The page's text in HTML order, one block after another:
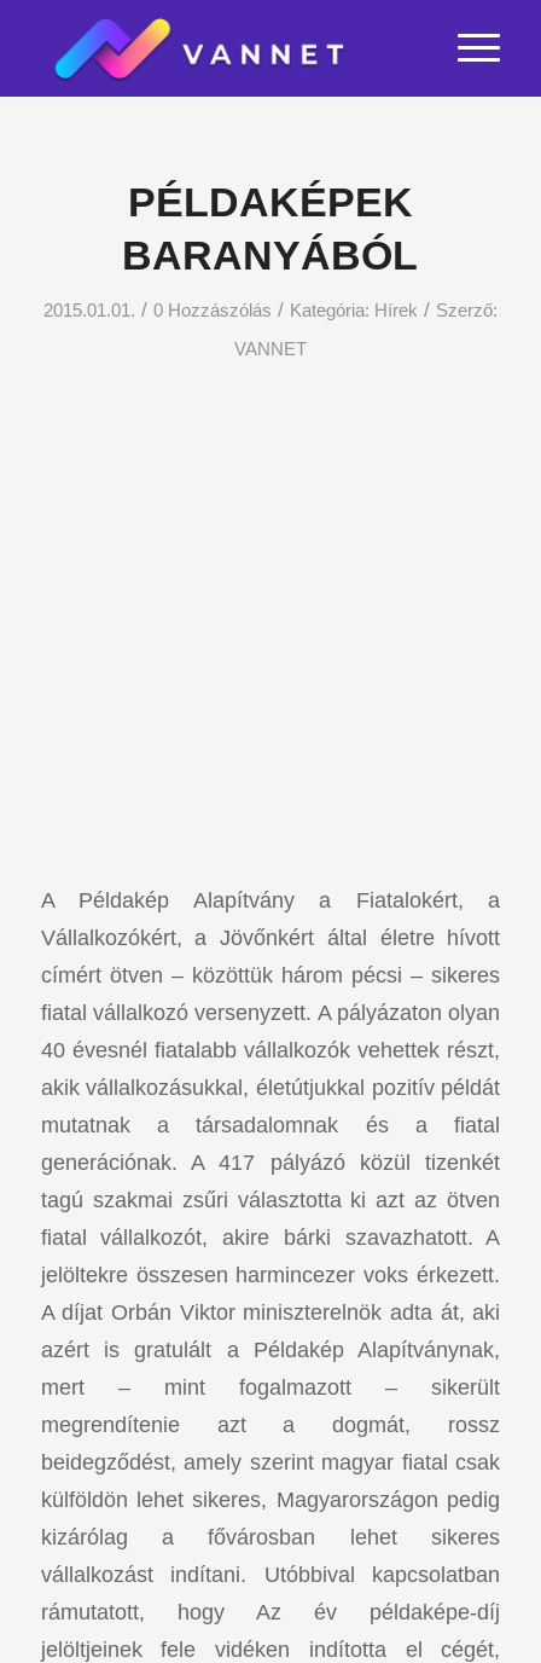
PÉLDAKÉPEK
BARANYÁBÓL
2015.01.01. / 0 Hozzászólás / Kategória: Hírek / Szerző:
VANNET
A Példakép Alapítvány a Fiatalokért, a
Vállalkozókért, a Jövőnkért által életre hívott
címért ötven – közöttük három pécsi – sikeres
fiatal vállalkozó versenyzett. A pályázaton olyan
40 évesnél fiatalabb vállalkozók vehettek részt,
akik vállalkozásukkal, életútjukkal pozitív példát
mutatnak a társadalomnak és a fiatal
generációnak. A 417 pályázó közül tizenkét
tagú szakmai zsűri választotta ki azt az ötven
fiatal vállalkozót, akire bárki szavazhatott. A
jelöltekre összesen harmincezer voks érkezett.
A díjat Orbán Viktor miniszterelnök adta át, aki
azért is gratulált a Példakép Alapítványnak,
mert – mint fogalmazott – sikerült
megrendítenie azt a dogmát, rossz
beidegződést, amely szerint magyar fiatal csak
külföldön lehet sikeres, Magyarországon pedig
kizárólag a fővárosban lehet sikeres
vállalkozást indítani. Utóbbival kapcsolatban
rámutatott, hogy Az év példaképe-díj
jelöltjeinek fele vidéken indította el cégét,